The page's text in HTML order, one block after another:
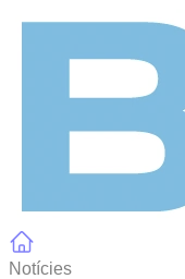
Notícies